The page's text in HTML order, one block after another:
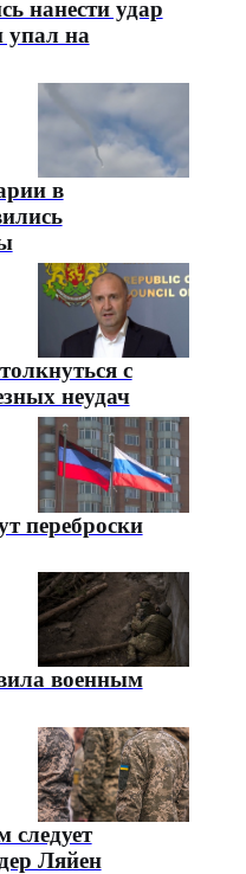
нанести удар
упал на
в
с
неудач
переброски
военным
следует
Ляйен